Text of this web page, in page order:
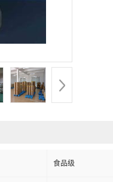
食品级